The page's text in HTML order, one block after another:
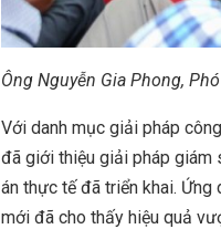
Ông Nguyễn Gia Phong,
Với danh mục giải pháp
đã giới thiệu giải pháp giám
án thực tế đã triển khai.
mới đã cho thấy hiệu quả